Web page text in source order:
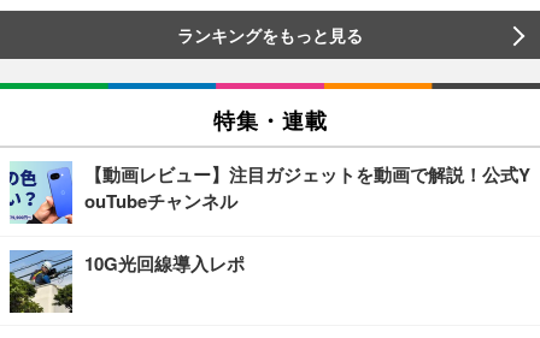
ランキングをもっと見る
特集・連載
【動画レビュー】注目ガジェットを動画で解説！公式Y
ouTubeチャンネル
10G光回線導入レポ